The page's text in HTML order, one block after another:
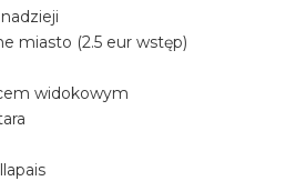
miasto (2.5 eur wstęp)
widokowym